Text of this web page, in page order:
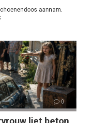
aannam.
0
liet beton